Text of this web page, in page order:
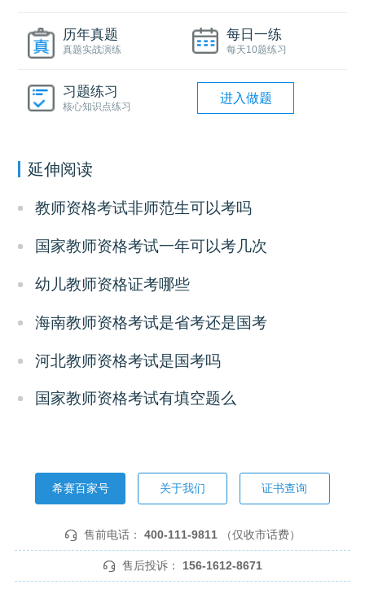
历年真题
真题实战演练
每日一练
每天10题练习
习题练习
核心知识点练习
进入做题
延伸阅读
教师资格考试非师范生可以考吗
国家教师资格考试一年可以考几次
幼儿教师资格证考哪些
海南教师资格考试是省考还是国考
河北教师资格考试是国考吗
国家教师资格考试有填空题么
希赛百家号 关于我们 证书查询
售前电话： 400-111-9811 （仅收市话费）
售后投诉： 156-1612-8671